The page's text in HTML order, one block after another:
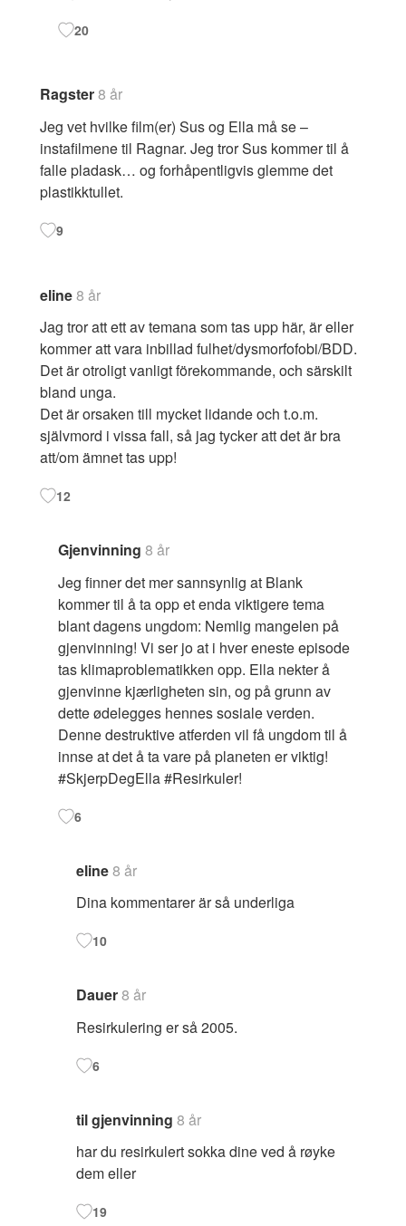
20
Ragster8 år
Jeg vet hvilke film(er) Sus og Ella må se –
instafilmene til Ragnar. Jeg tror Sus kommer til å
falle pladask… og forhåpentligvis glemme det
plastikktullet.
9
eline8 år
Jag tror att ett av temana som tas upp här, är eller
kommer att vara inbillad fulhet/dysmorfofobi/BDD.
Det är otroligt vanligt förekommande, och särskilt
bland unga.
Det är orsaken till mycket lidande och t.o.m.
självmord i vissa fall, så jag tycker att det är bra
att/om ämnet tas upp!
12
Gjenvinning 8 år
Jeg finner det mer sannsynlig at Blank
kommer til å ta opp et enda viktigere tema
blant dagens ungdom: Nemlig mangelen på
gjenvinning! Vi ser jo at i hver eneste episode
tas klimaproblematikken opp. Ella nekter å
gjenvinne kjærligheten sin, og på grunn av
dette ødelegges hennes sosiale verden.
Denne destruktive atferden vil få ungdom til å
innse at det å ta vare på planeten er viktig!
#SkjerpDegElla #Resirkuler!
6
eline8 år
Dina kommentarer är så underliga
10
Dauer8 år
Resirkulering er så 2005.
6
til gjenvinning 8 år
har du resirkulert sokka dine ved å røyke
dem eller
19